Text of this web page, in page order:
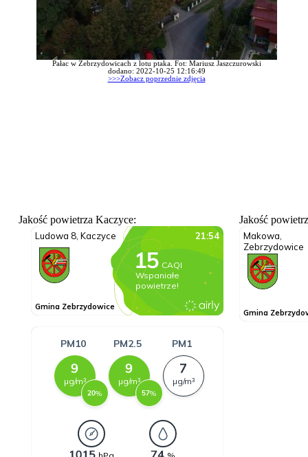
Pałac w Zebrzydowicach z lotu ptaka. Fot: Mariusz Jaszczurowski
dodano: 2022-10-25 12:16:49
>>>Zobacz poprzednie zdjęcia
Jakość powietrza Kaczyce: Jakość